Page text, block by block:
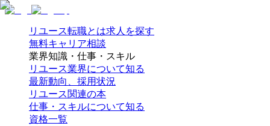
リユース転職とは求人を探す
無料キャリア相談
業界知識・仕事・スキル
リユース業界について知る
最新動向、採用状況
リユース関連の本
仕事・スキルについて知る
資格一覧